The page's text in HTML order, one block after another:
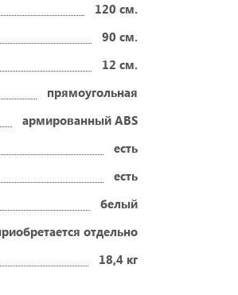
120 см.
90 см.
12 см.
прямоугольная
армированный ABS
есть
есть
белый
отдельно
18,4 кг